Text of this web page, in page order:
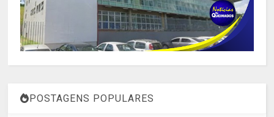
POSTAGENS POPULARES